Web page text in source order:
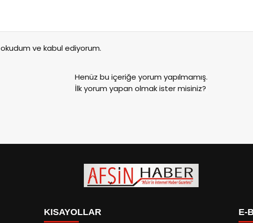
okudum ve kabul ediyorum.
Henüz bu içeriğe yorum yapılmamış.
İlk yorum yapan olmak ister misiniz?
KISAYOLLAR E-